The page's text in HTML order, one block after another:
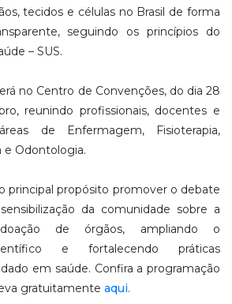
tecidos e células no Brasil de forma
seguindo os princípios do
– SUS.
no Centro de Convenções, do dia 28
reunindo profissionais, docentes e
de Enfermagem, Fisioterapia,
e Odontologia.
principal propósito promover o debate
da comunidade sobre a
de órgãos, ampliando o
e fortalecendo práticas
em saúde. Confira a programação
gratuitamente aqui.